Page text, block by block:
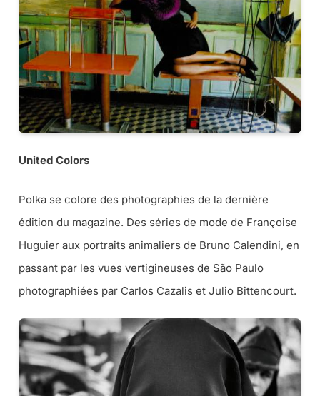
United Colors
Polka se colore des photographies de la dernière
édition du magazine. Des séries de mode de Françoise
Huguier aux portraits animaliers de Bruno Calendini, en
passant par les vues vertigineuses de São Paulo
photographiées par Carlos Cazalis et Julio Bittencourt.